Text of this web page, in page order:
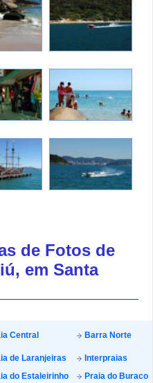
de Fotos de
em Santa
Central Barra Norte
de Laranjeiras
Interpraias
do Estaleirinho
Praia do Buraco